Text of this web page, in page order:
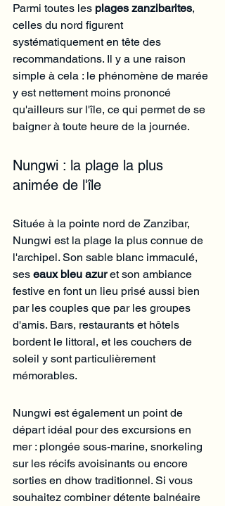
Parmi toutes les plages zanzibarites,
celles du nord figurent
systématiquement en tête des
recommandations. Il y a une raison
simple à cela : le phénomène de marée
y est nettement moins prononcé
qu'ailleurs sur l'île, ce qui permet de se
baigner à toute heure de la journée.
Nungwi : la plage la plus
animée de l'île
Située à la pointe nord de Zanzibar,
Nungwi est la plage la plus connue de
l'archipel. Son sable blanc immaculé,
ses eaux bleu azur et son ambiance
festive en font un lieu prisé aussi bien
par les couples que par les groupes
d'amis. Bars, restaurants et hôtels
bordent le littoral, et les couchers de
soleil y sont particulièrement
mémorables.
Nungwi est également un point de
départ idéal pour des excursions en
mer : plongée sous-marine, snorkeling
sur les récifs avoisinants ou encore
sorties en dhow traditionnel. Si vous
souhaitez combiner détente balnéaire